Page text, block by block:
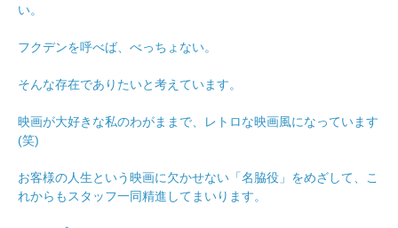
い。
フクデンを呼べば、べっちょない。
そんな存在でありたいと考えています。
映画が大好きな私のわがままで、レトロな映画風になっています
(笑)
お客様の人生という映画に欠かせない「名脇役」をめざして、こ
れからもスタッフ一同精進してまいります。